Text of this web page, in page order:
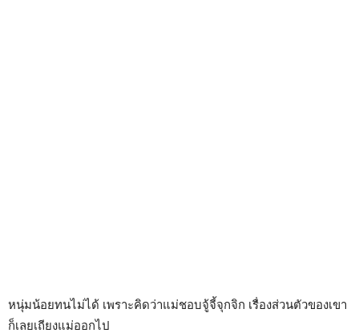
หนุ่มน้อยทนไม่ได้ เพราะคิดว่าแม่ชอบจู้จี้จุกจิก เรื่องส่วนตัวของเขา
ก็เลยเถียงแม่ออกไป